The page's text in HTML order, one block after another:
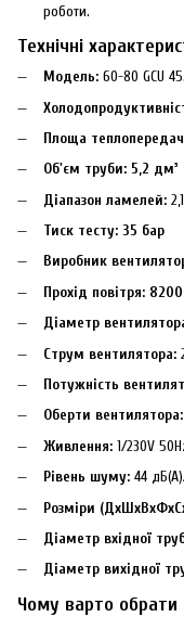
роботи.
Технічні
Модель: 60-80 GCU
Площа
Об'єм труби: 5,2 дм³
Діапазон ламелей:
Тиск тесту: 35 бар
Виробник
Прохід повітря:
Діаметр
Струм вентилятора:
Потужність
Оберти вентилятора:
Живлення: 1/230V
Рівень шуму: 44
Розміри
Діаметр вхідної
Діаметр вихідної
Чому варто обрати